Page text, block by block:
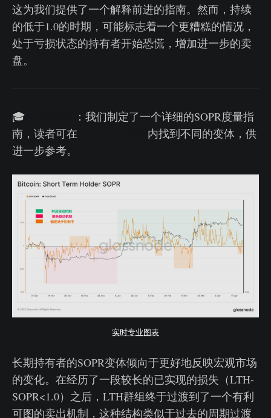
这为我们提供了一个解释前进的指南。然而，持续
的低于1.0的时期，可能标志着一个更糟糕的情况，
处于亏损状态的持有者开始恐慌，增加进一步的卖
盘。
🎓
：我们制定了一个详细的SOPR度量指
南，读者可在
内找到不同的变体，供
进一步参考。
实时专业图表
长期持有者的SOPR变体倾向于更好地反映宏观市场
的变化。在经历了一段较长的已实现的损失（LTH-
SOPR<1.0）之后，LTH群组终于过渡到了一个有利
可图的卖出机制，这种结构类似于过去的周期过渡